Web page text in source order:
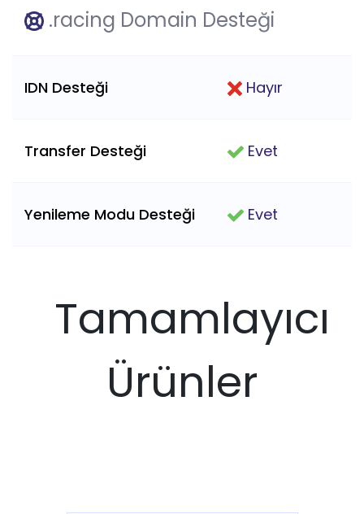
.racing Domain Desteği
IDN Desteği Hayır
Transfer Desteği Evet
Yenileme Modu Desteği Evet
Tamamlayıcı
Ürünler